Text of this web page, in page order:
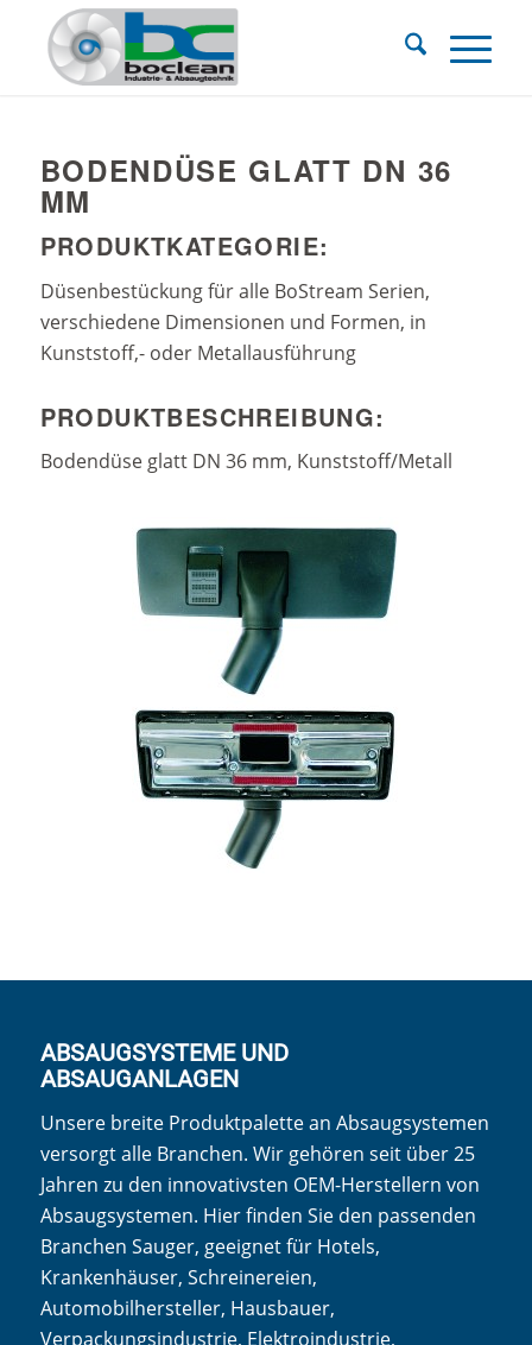
BODENDÜSE GLATT DN 36
MM
PRODUKTKATEGORIE:
Düsenbestückung für alle BoStream Serien,
verschiedene Dimensionen und Formen, in
Kunststoff,- oder Metallausführung
PRODUKTBESCHREIBUNG:
Bodendüse glatt DN 36 mm, Kunststoff/Metall
ABSAUGSYSTEME UND
ABSAUGANLAGEN
Unsere breite Produktpalette an Absaugsystemen
versorgt alle Branchen. Wir gehören seit über 25
Jahren zu den innovativsten OEM-Herstellern von
Absaugsystemen. Hier finden Sie den passenden
Branchen Sauger, geeignet für Hotels,
Krankenhäuser, Schreinereien,
Automobilhersteller, Hausbauer,
Verpackungsindustrie, Elektroindustrie,